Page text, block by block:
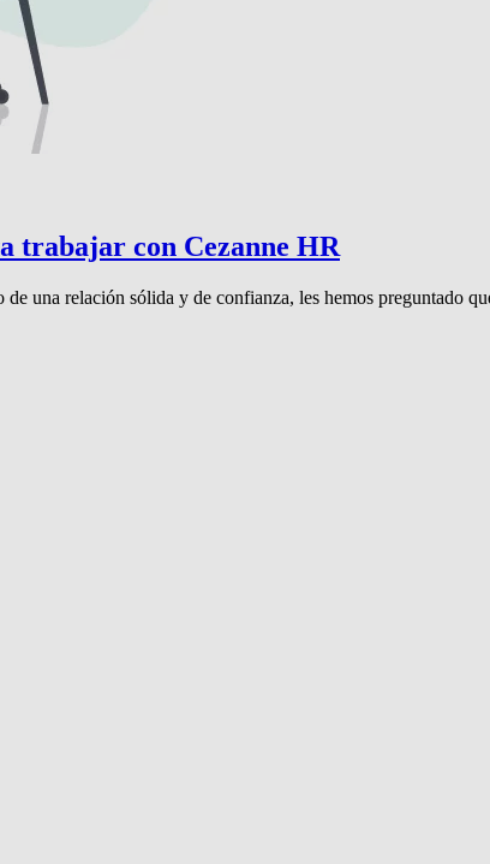
trabajar con Cezanne HR
una relación sólida y de confianza, les hemos preguntado